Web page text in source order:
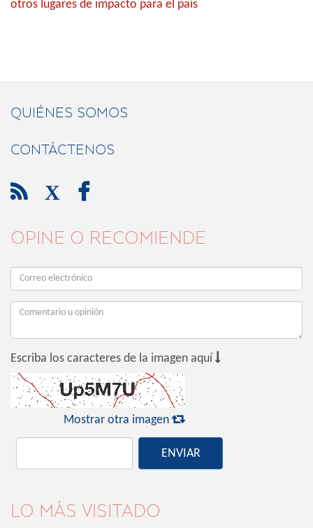
otros lugares de impacto para el país
QUIÉNES SOMOS
CONTÁCTENOS
 X 
OPINE O RECOMIENDE
Escriba los caracteres de la imagen aquí 
Mostrar otra imagen 
ENVIAR
LO MÁS VISITADO